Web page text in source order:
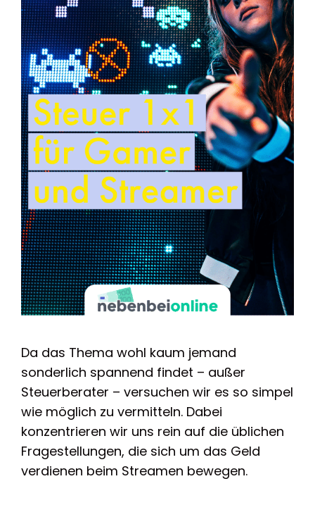
Da das Thema wohl kaum jemand
sonderlich spannend findet – außer
Steuerberater – versuchen wir es so simpel
wie möglich zu vermitteln. Dabei
konzentrieren wir uns rein auf die üblichen
Fragestellungen, die sich um das Geld
verdienen beim Streamen bewegen.